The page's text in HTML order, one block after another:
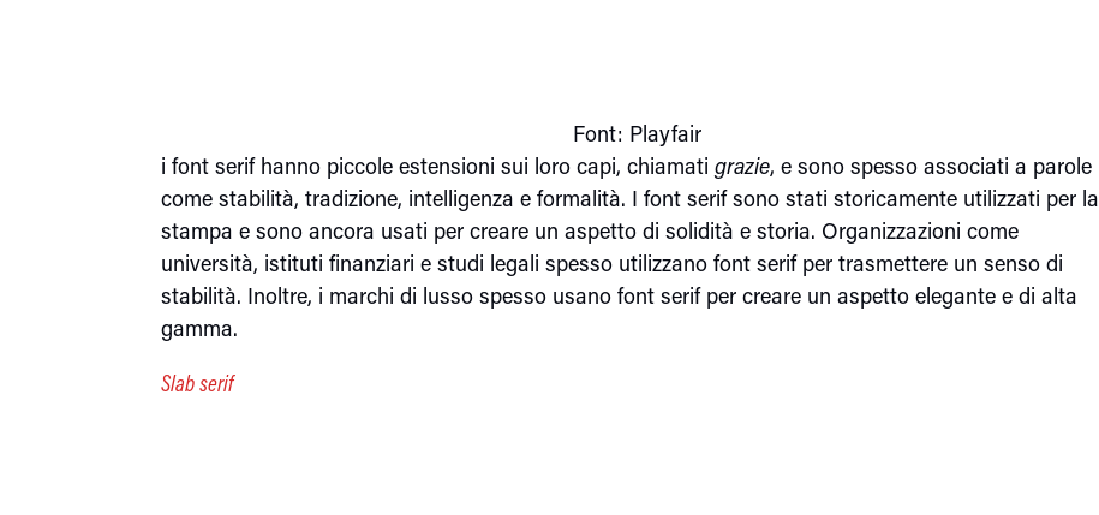
Font: Playfair
i font serif hanno piccole estensioni sui loro capi, chiamatigrazie, e sono spesso associati a parole
come stabilità, tradizione, intelligenza e formalità. I font serif sono stati storicamente utilizzati per la
stampa e sono ancora usati per creare un aspetto di solidità e storia. Organizzazioni come
università, istituti finanziari e studi legali spesso utilizzano font serif per trasmettere un senso di
stabilità. Inoltre, i marchi di lusso spesso usano font serif per creare un aspetto elegante e di alta
gamma.
Slab serif